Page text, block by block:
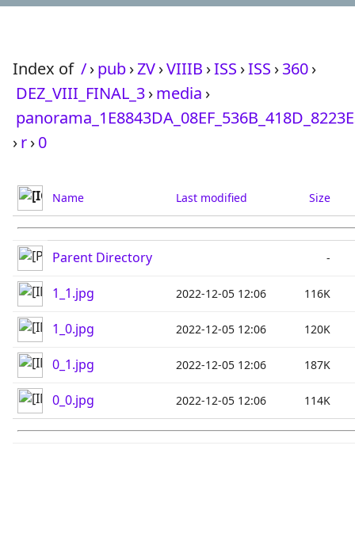
Index of /›pub›ZV›VIIIB ›ISS ›ISS ›360›
DEZ_VIII_FINAL_3›media ›
›r›0
Name Last modified Size
Parent Directory -
1_1.jpg 2022-12-05 12:06 116K
1_0.jpg 2022-12-05 12:06 120K
0_1.jpg 2022-12-05 12:06 187K
0_0.jpg 2022-12-05 12:06 114K